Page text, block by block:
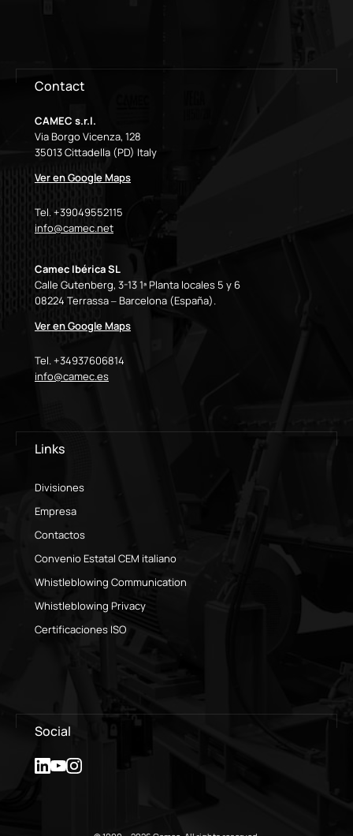
Contact
CAMEC s.r.l.
Via Borgo Vicenza, 128
35013 Cittadella (PD) Italy
Ver en Google Maps
Tel. +39049552115
info@camec.net
Camec Ibérica SL
Calle Gutenberg, 3-13 1ª Planta locales 5 y 6
08224 Terrassa – Barcelona (España).
Ver en Google Maps
Tel. +34937606814
info@camec.es
Links
Divisiones
Empresa
Contactos
Convenio Estatal CEM italiano
Whistleblowing Communication
Whistleblowing Privacy
Certificaciones ISO
Social